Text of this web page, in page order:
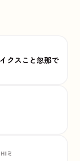
クスこと忽那で
ミ